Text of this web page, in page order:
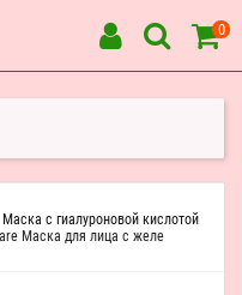
0
Маска с гиалуроновой кислотой
Маска для лица с желе